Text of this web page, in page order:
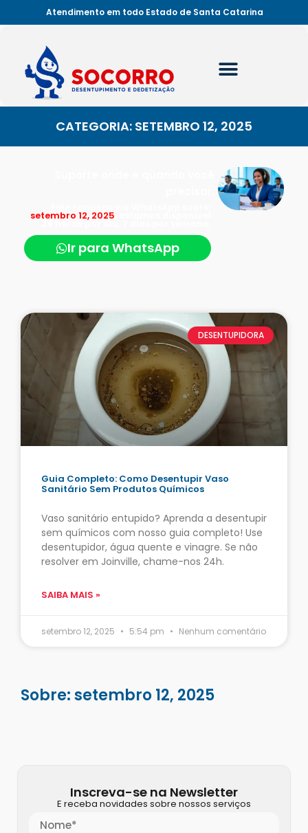
Atendimento em todo Estado de Santa Catarina
CATEGORIA: SETEMBRO 12, 2025
setembro 12, 2025
24 horas por dia, 7 dias por semana.
Ir para WhatsApp
DESENTUPIDORA
Guia Completo: Como Desentupir Vaso
Sanitário Sem Produtos Químicos
Vaso sanitário entupido? Aprenda a desentupir
sem químicos com nosso guia completo! Use
desentupidor, água quente e vinagre. Se não
resolver em Joinville, chame-nos 24h.
SAIBA MAIS »
setembro 12, 2025 5:54 pm Nenhum comentário
Sobre: setembro 12, 2025
Inscreva-se na Newsletter
E receba novidades sobre nossos serviços